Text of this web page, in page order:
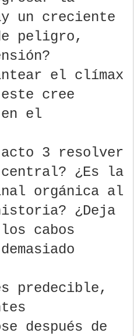
un creciente
peligro,
el clímax
cree
el
acto 3 resolver
¿Es la
orgánica al
¿Deja
cabos
predecible,
después de